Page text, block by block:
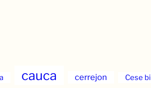
cauca cerrejon Cese